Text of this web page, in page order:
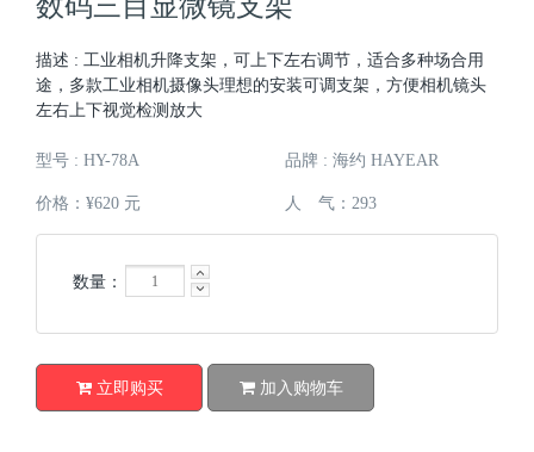
描述 : 工业相机升降支架，可上下左右调节，适合多种场合用
途，多款工业相机摄像头理想的安装可调支架，方便相机镜头
左右上下视觉检测放大
型号 : HY-78A 品牌 : 海约 HAYEAR
价格：¥620 元 人 气： 293
数量：
立即购买 加入购物车